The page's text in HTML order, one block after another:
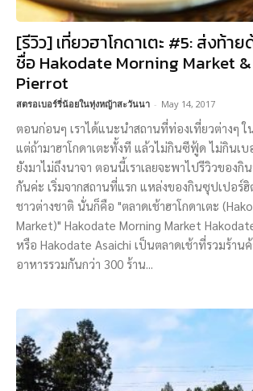
[รีวิว] เที่ยวฮาโกดาเตะ #5: ส่งท้า
ชื่อ Hakodate Morning Market
Pierrot
สตรอเบอร์รี่น้อยในทุ่งหญ้าสะวันนา - May 14, 2017
ตอนก่อนๆ เราได้แนะนำสถานที่ท่องเที่ยวต่างๆ ใ
แต่ถ้ามาฮาโกดาเตะทั้งที แล้วไม่กินซีฟู้ด ไม่กินเบ
ยังมาไม่ถึงนาจา ตอนนี้เราเลยจะพาไปรีวิวของกิ
กันค่ะ เริ่มจากสถานที่แรก แหล่งของกินซุปเปอร์
ชาวต่างชาติ นั่นก็คือ "ตลาดเช้าฮาโกดาเตะ
Market)" Hakodate Morning Market
หรือ Hakodate Asaichi เป็นตลาดเช้าที่รวมร้าน
อาหารรวมกันกว่า 300 ร้าน...